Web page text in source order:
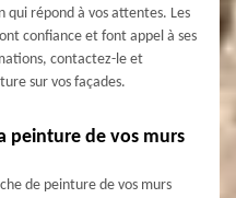
répond à vos attentes. Les
confiance et font appel à ses
contactez-le et
sur vos façades.
peinture de vos murs
de peinture de vos murs